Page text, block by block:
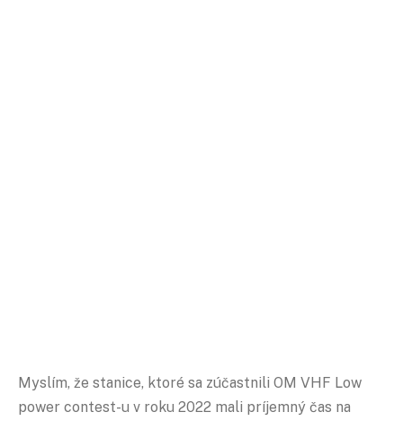
Myslím, že stanice, ktoré sa zúčastnili OM VHF Low
power contest-u v roku 2022 mali príjemný čas na